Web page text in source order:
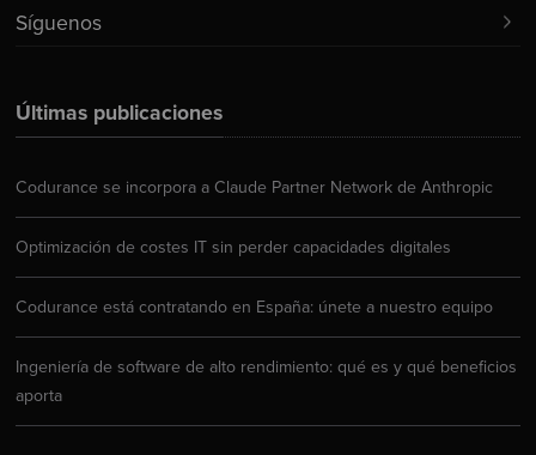
Últimas publicaciones
Codurance se incorpora a Claude Partner Network de Anthropic
Optimización de costes IT sin perder capacidades digitales
Codurance está contratando en España: únete a nuestro equipo
Ingeniería de software de alto rendimiento: qué es y qué beneficios
aporta
Síguenos